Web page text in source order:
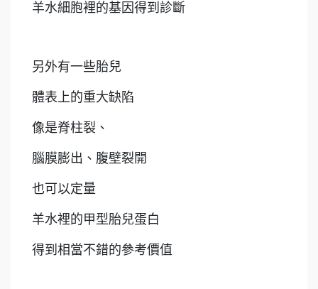
羊水細胞裡的基因得到診斷
另外有一些胎兒
體表上的重大缺陷
像是脊柱裂、
腦膜膨出、腹壁裂開
也可以定量
羊水裡的甲型胎兒蛋白
得到相當不錯的參考價值